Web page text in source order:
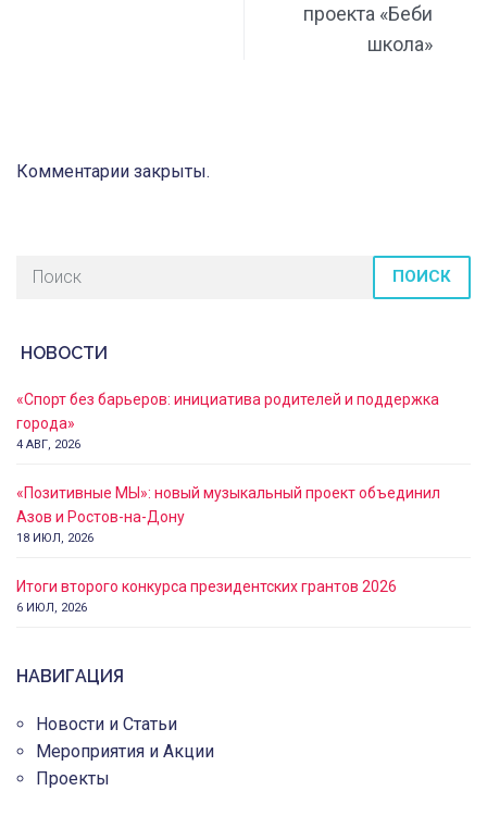
проекта «Беби
школа»
Комментарии закрыты.
ПОИСК
НОВОСТИ
«Спорт без барьеров: инициатива родителей и поддержка
города»
4 АВГ, 2026
«Позитивные МЫ»: новый музыкальный проект объединил
Азов и Ростов-на-Дону
18 ИЮЛ, 2026
Итоги второго конкурса президентских грантов 2026
6 ИЮЛ, 2026
НАВИГАЦИЯ
Новости и Статьи
Мероприятия и Акции
Проекты